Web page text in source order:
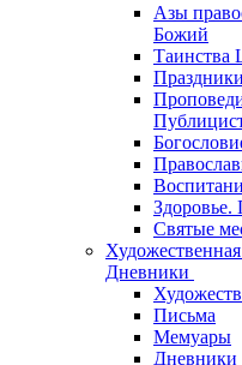
Азы
Божий
Таинства
Здоровье.
Святые
Дневники
Письма
Мемуары
Дневники